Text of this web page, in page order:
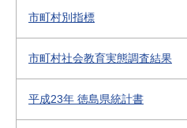
市町村別指標
市町村社会教育実態調査結果
平成23年 徳島県統計書